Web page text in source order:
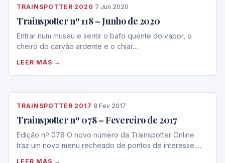
TRAINSPOTTER 2020 ·7 Jun 2020
Trainspotter nº 118 – Junho de 2020
Entrar num museu e sentir o bafo quente do vapor, o
cheiro do carvão ardente e o chiar…
LEER MÁS →
TRAINSPOTTER 2017 ·8 Fev 2017
Trainspotter nº 078 – Fevereiro de 2017
Edição nº 078 O novo número da Trainspotter Online
traz um novo menu recheado de pontos de interesse.…
LEER MÁS →